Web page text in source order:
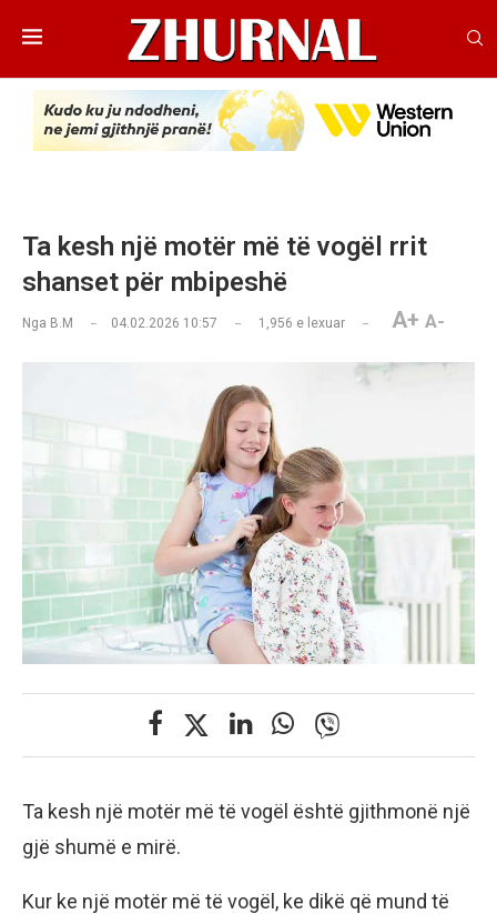
Ta kesh një motër më të vogël rrit
shanset për mbipeshë
Nga B.M 04.02.2026 10:57 1,956 e lexuar A+ A-
Ta kesh një motër më të vogël është gjithmonë një
gjë shumë e mirë.
Kur ke një motër më të vogël, ke dikë që mund të